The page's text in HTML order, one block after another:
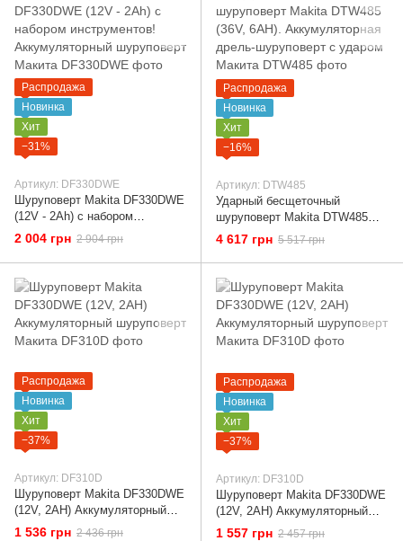
Распродажа
Новинка
Хит
−31%
Артикул: DF330DWE
Шуруповерт Makita DF330DWE
(12V - 2Ah) с набором
инструментов!
Аккумуляторный шуруповерт
Макита
2 004 грн 2 904 грн
Распродажа
Новинка
Хит
−16%
Артикул: DTW485
Ударный бесщеточный
шуруповерт Makita DTW485
(36V, 6AH). Аккумуляторная
дрель-шуруповерт с ударом
Макита
4 617 грн 5 517 грн
Распродажа
Новинка
Хит
−37%
Артикул: DF310D
Шуруповерт Makita DF330DWE
(12V, 2AH) Аккумуляторный
шуруповерт Макита
1 536 грн 2 436 грн
Распродажа
Новинка
Хит
−37%
Артикул: DF310D
Шуруповерт Makita DF330DWE
(12V, 2AH) Аккумуляторный
шуруповерт Макита
1 557 грн 2 457 грн